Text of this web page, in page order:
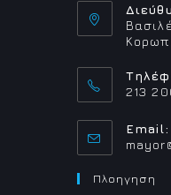
213
Email:
Πλοηγηση